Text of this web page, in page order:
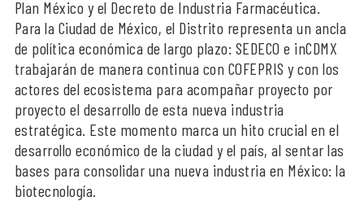
Plan México y el Decreto de Industria Farmacéutica.
Para la Ciudad de México, el Distrito representa un ancla
de política económica de largo plazo: SEDECO e inCDMX
trabajarán de manera continua con COFEPRIS y con los
actores del ecosistema para acompañar proyecto por
proyecto el desarrollo de esta nueva industria
estratégica. Este momento marca un hito crucial en el
desarrollo económico de la ciudad y el país, al sentar las
bases para consolidar una nueva industria en México: la
biotecnología.